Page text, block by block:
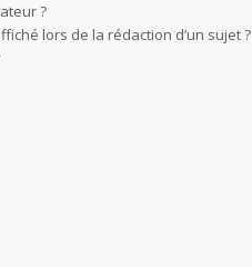
?
lors de la rédaction d’un sujet ?